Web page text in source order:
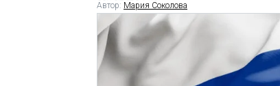
Автор: Мария Соколова